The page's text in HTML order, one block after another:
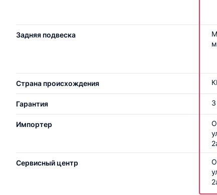
Задняя подвеска
Страна происхождения
Гарантия
Импортер
Сервисный центр